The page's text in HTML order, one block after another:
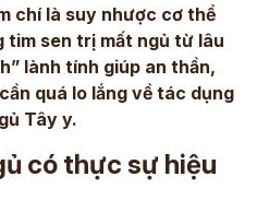
chí là suy nhược cơ thể
tim sen trị mất ngủ từ lâu
lành tính giúp an thần,
quá lo lắng về tác dụng
Tây y.
có thực sự hiệu